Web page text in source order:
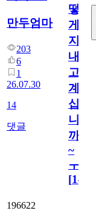
만두엄마
203
6
1
26.07.30
14
댓글
떻
게
지
내
고
계
십
니
까
~
ㅜ
[14
196622